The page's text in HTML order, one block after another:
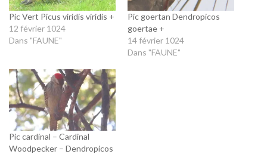
Pic Vert Picus viridis viridis +
12 février 1024
Dans "FAUNE"
Pic goertan Dendropicos
goertae +
14 février 1024
Dans "FAUNE"
Pic cardinal – Cardinal
Woodpecker – Dendropicos